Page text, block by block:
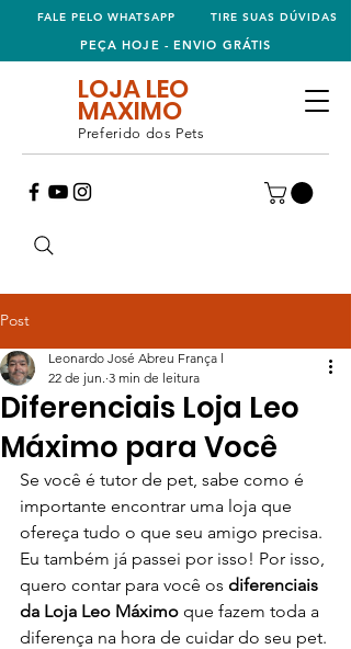
FALE PELO WHATSAPP TIRE SUAS DÚVIDAS
PEÇA HOJE - ENVIO GRÁTIS
LOJA LEO
MAXIMO
Preferido dos Pets
Post
Diferenciais Loja Leo
Máximo para Você
Leonardo José Abreu França l
22 de jun. 3 min de leitura
Se você é tutor de pet, sabe como é
importante encontrar uma loja que
ofereça tudo o que seu amigo precisa.
Eu também já passei por isso! Por isso,
quero contar para você os diferenciais
da Loja Leo Máximo que fazem toda a
diferença na hora de cuidar do seu pet.